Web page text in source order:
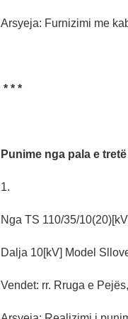
Arsyeja: Furnizimi me
* * *
Punime nga pala e tretë
1.
Nga TS 110/35/
Dalja 10[kV] Model
Vendet: rr. Rruga e